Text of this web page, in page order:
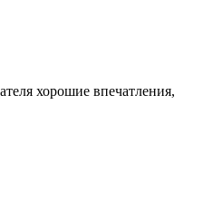
хорошие впечатления,